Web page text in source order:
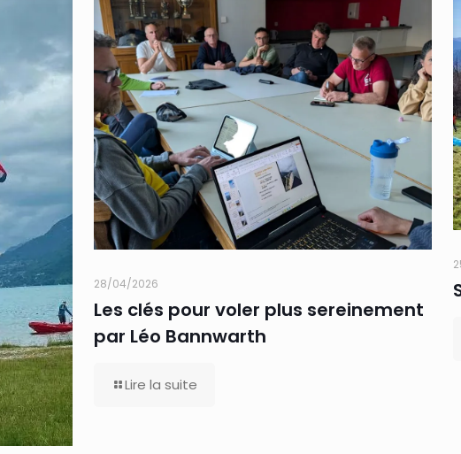
28/04/2026
Les clés pour voler plus sereinement
par Léo Bannwarth
Lire la suite